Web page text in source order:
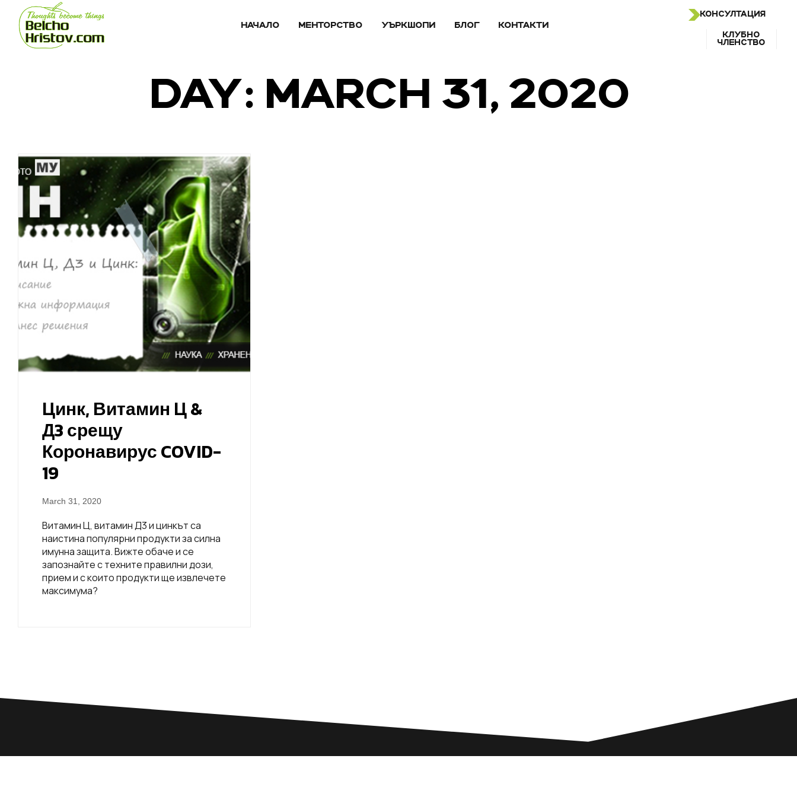
НАЧАЛО МЕНТОРСТВО УЪРКШОПИ БЛОГ КОНТАКТИ
КОНСУЛТАЦИЯ
КЛУБНО
ЧЛЕНСТВО
DAY: MARCH 31, 2020
Цинк, Витамин Ц &
Д3 срещу
Коронавирус COVID-
19
March 31, 2020
Витамин Ц, витамин Д3 и цинкът са
наистина популярни продукти за силна
имунна защита. Вижте обаче и се
запознайте с техните правилни дози,
прием и с които продукти ще извлечете
максимума?